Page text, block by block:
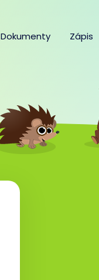
Dokumenty Zápis